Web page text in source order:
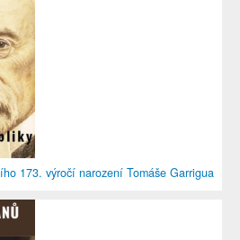
173. výročí narození Tomáše Garrigua